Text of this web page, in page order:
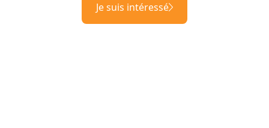
Je suis intéressé